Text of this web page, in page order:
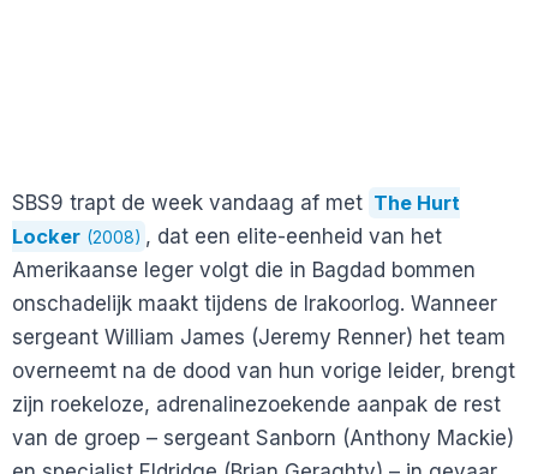
SBS9 trapt de week vandaag af met The Hurt
Locker (2008) , dat een elite-eenheid van het
Amerikaanse leger volgt die in Bagdad bommen
onschadelijk maakt tijdens de Irakoorlog. Wanneer
sergeant William James (Jeremy Renner) het team
overneemt na de dood van hun vorige leider, brengt
zijn roekeloze, adrenalinezoekende aanpak de rest
van de groep – sergeant Sanborn (Anthony Mackie)